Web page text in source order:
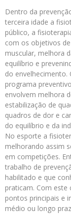
Dentro da
terceira idade a
público, a
com os objetivos
muscular, melhora
equilíbrio e
do envelhecimento.
programa
envolvem melhora
estabilização de
quadros de dor e
do equilíbrio e da
No esporte a
melhorando assim
em competições.
trabalho de
habilitado e que
praticam. Com este
pontos principais e
médio ou longo